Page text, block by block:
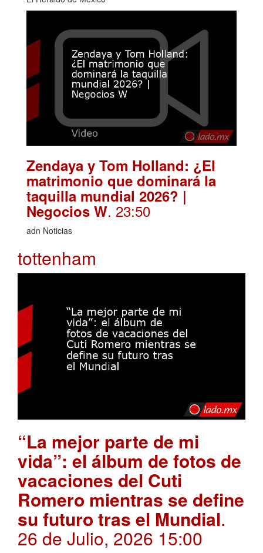
Zendaya y Tom Holland: ¿El
matrimonio que dominará la
taquilla mundial 2026? |
Negocios W. 23:50
adn Noticias
tottenham
“La mejor parte de mi
vida”: el álbum de fotos de
vacaciones del Cuti
Romero mientras se define
su futuro tras el Mundial.
26 de Julio, 2026 15:00